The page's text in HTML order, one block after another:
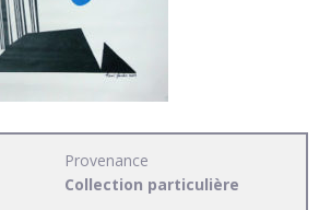
Provenance
Collection particulière